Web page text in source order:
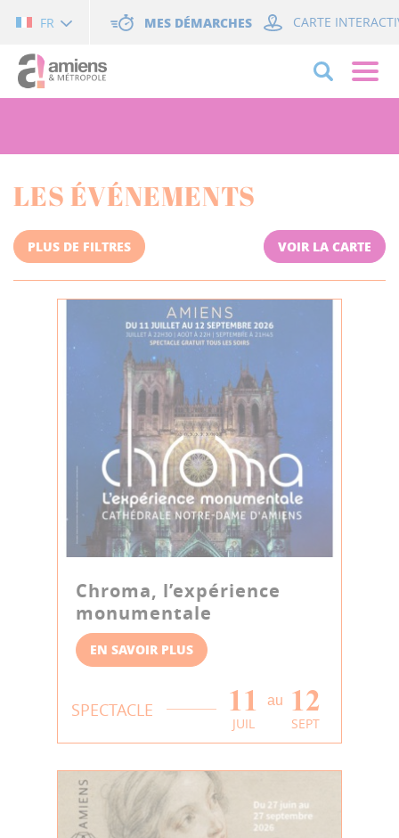
FR MES DÉMARCHES CARTE
LES ÉVÉNEMENTS
PLUS DE FILTRES VOIR LA CARTE
Chroma, l’expérience
monumentale
EN SAVOIR PLUS
SPECTACLE 11
JUIL
au 12
SEPT